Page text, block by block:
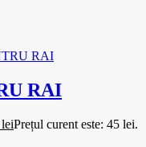
RAI
leiPrețul curent este: 45 lei.